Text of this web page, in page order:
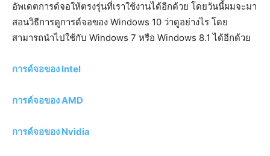
อัพเดตการด์จอให้ตรงรุ่นที่เราใช้งานได้อีกด้วย โดยวันนี้ผมจะมา
สอนวิธีการดูการด์จอของ Windows 10 ว่าดูอย่างไร โดย
สามารถนำไปใช้กับ Windows 7 หรือ Windows 8.1 ได้อีกด้วย
การด์จอของ Intel
การด์จอของ AMD
การด์จอของ Nvidia